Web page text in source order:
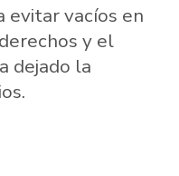
evitar vacíos en
y el
dejado la